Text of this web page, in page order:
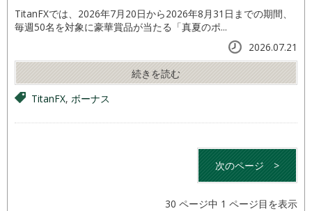
TitanFXでは、2026年7月20日から2026年8月31日までの期間、
毎週50名を対象に豪華賞品が当たる「真夏のポ...
2026.07.21
続きを読む
TitanFX, ボーナス
次のページ >
30 ページ中 1 ページ目を表示